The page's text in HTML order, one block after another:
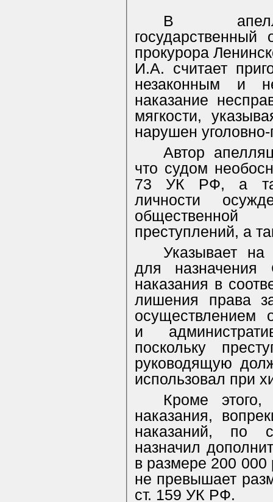
В
прокурора
И.А. считает
незаконным и
наказание
мягкости,
нарушен
Автор
что судом
73 УК РФ, а
личности
преступлений, а
Указывает на
для назначения
наказания в
лишения права
осуществлением
и
поскольку
руководящую
использовал при
Кроме этого,
наказания,
наказаний, по
назначил
в размере 200 000
не превышает
ст. 159 УК РФ.